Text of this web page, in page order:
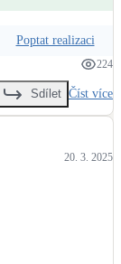
Poptat realizaci
224
Sdílet Číst více
20. 3. 2025